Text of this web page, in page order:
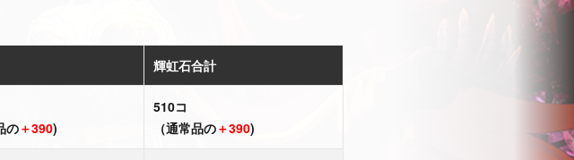
輝虹石合計
の＋390)
510コ
（通常品の＋390)